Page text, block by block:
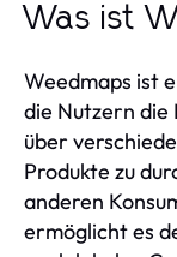
Was ist
Weedmaps ist
die Nutzern
über
Produkte zu
anderen
ermöglicht es